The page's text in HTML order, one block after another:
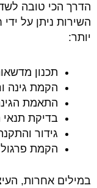
הדרך הכי טובה
השירות ניתן על
יותר:
תכנון
הקמת גינה
התאמת
בדיקת
גידור
הקמת
במילים אחרות,